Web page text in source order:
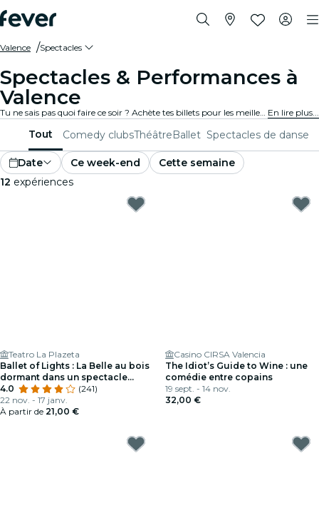
Valence Spectacles
Spectacles & Performances à
Valence
Tu ne sais pas quoi faire ce soir ? Achète tes billets pour les meilleurs spectacles en direct à Valence : théâtre, stand-up, comédies musicales, magie et bien plus. En lire plus...
Tout Comedy clubsThéâtreBallet Spectacles de danse
Date Ce week-end
Cette semaine
12 expériences
Teatro La Plazeta
Ballet of Lights : La Belle au bois
dormant dans un spectacle
éblouissant
4.0
(241)
22 nov. - 17 janv.
À partir de 21,00 €
Casino CIRSA Valencia
The Idiot’s Guide to Wine : une
comédie entre copains
19 sept. - 14 nov.
32,00 €